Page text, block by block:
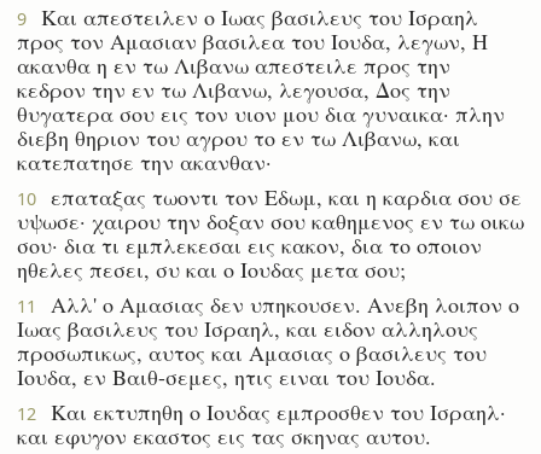
9
Και απεστειλεν ο Ιωας βασιλευς του Ισραηλ
προς τον Αμασιαν βασιλεα του Ιουδα, λεγων, Η
ακανθα η εν τω Λιβανω απεστειλε προς την
κεδρον την εν τω Λιβανω, λεγουσα, Δος την
θυγατερα σου εις τον υιον μου δια γυναικα· πλην
διεβη θηριον του αγρου το εν τω Λιβανω, και
κατεπατησε την ακανθαν·
10
επαταξας τωοντι τον Εδωμ, και η καρδια σου σε
υψωσε· χαιρου την δοξαν σου καθημενος εν τω οικω
σου· δια τι εμπλεκεσαι εις κακον, δια το οποιον
ηθελες πεσει, συ και ο Ιουδας μετα σου;
11
Αλλ' ο Αμασιας δεν υπηκουσεν. Ανεβη λοιπον ο
Ιωας βασιλευς του Ισραηλ, και ειδον αλληλους
προσωπικως, αυτος και Αμασιας ο βασιλευς του
Ιουδα, εν Βαιθ-σεμες, ητις ειναι του Ιουδα.
12
Και εκτυπηθη ο Ιουδας εμπροσθεν του Ισραηλ·
και εφυγον εκαστος εις τας σκηνας αυτου.